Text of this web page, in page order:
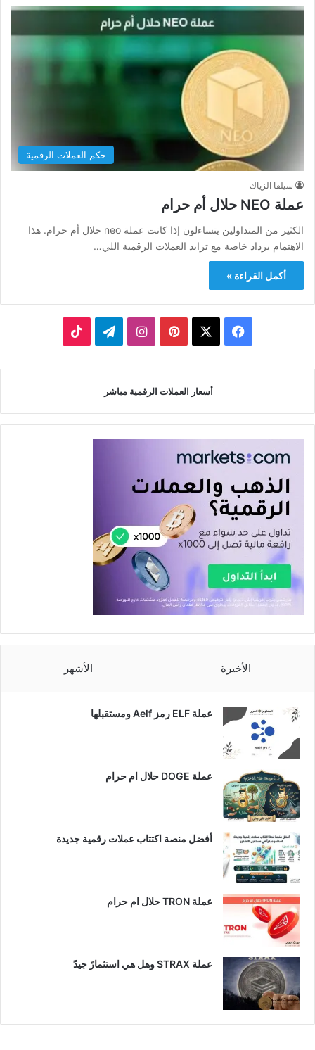
حكم العملات الرقمية
سيلفا الزياك
عملة NEO حلال أم حرام
الكثير من المتداولين يتساءلون إذا كانت عملة neo حلال أم حرام. هذا
الاهتمام يزداد خاصة مع تزايد العملات الرقمية اللي…
أكمل القراءة »
فيسبوك بينتيريستانستقرامتيلقرام
أسعار العملات الرقمية مباشر
الأخيرة الأشهر
عملة ELF رمز Aelf ومستقبلها
عملة DOGE حلال ام حرام
أفضل منصة اكتتاب عملات رقمية جديدة
عملة TRON حلال ام حرام​
عملة STRAX وهل هي استثمارً جيدً